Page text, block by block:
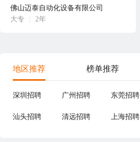
佛山迈泰自动化设备有限公司
大专
2年
地区推荐 榜单推荐
深圳招聘 广州招聘 东莞招聘
汕头招聘 清远招聘 上海招聘